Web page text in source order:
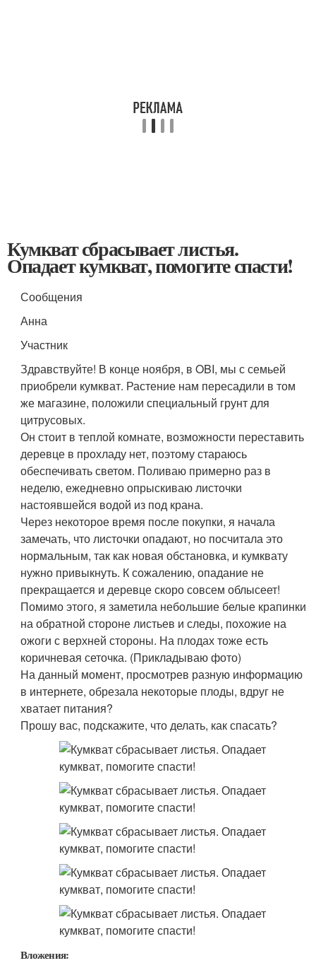
Кумкват сбрасывает листья.
Опадает кумкват, помогите спасти!
Сообщения
Анна
Участник
Здравствуйте! В конце ноября, в OBI, мы с семьей
приобрели кумкват. Растение нам пересадили в том
же магазине, положили специальный грунт для
цитрусовых.
Он стоит в теплой комнате, возможности переставить
деревце в прохладу нет, поэтому стараюсь
обеспечивать светом. Поливаю примерно раз в
неделю, ежедневно опрыскиваю листочки
настоявшейся водой из под крана.
Через некоторое время после покупки, я начала
замечать, что листочки опадают, но посчитала это
нормальным, так как новая обстановка, и кумквату
нужно привыкнуть. К сожалению, опадание не
прекращается и деревце скоро совсем облысеет!
Помимо этого, я заметила небольшие белые крапинки
на обратной стороне листьев и следы, похожие на
ожоги с верхней стороны. На плодах тоже есть
коричневая сеточка. (Прикладываю фото)
На данный момент, просмотрев разную информацию
в интернете, обрезала некоторые плоды, вдруг не
хватает питания?
Прошу вас, подскажите, что делать, как спасать?
Вложения: